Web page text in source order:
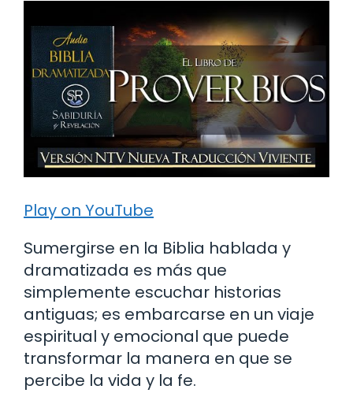
Play on YouTube
Sumergirse en la Biblia hablada y
dramatizada es más que
simplemente escuchar historias
antiguas; es embarcarse en un viaje
espiritual y emocional que puede
transformar la manera en que se
percibe la vida y la fe.